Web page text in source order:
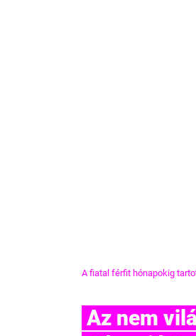
A fiatal férfit hónapokig